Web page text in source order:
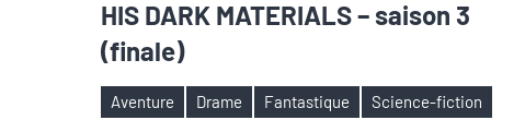
HIS DARK MATERIALS – saison 3
(finale)
Étiquettes
Aventure Drame Fantastique Science-fiction